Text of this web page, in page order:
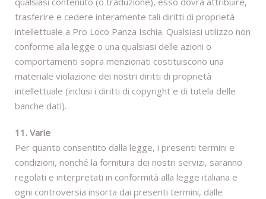
trasferire e cedere interamente tali diritti di proprietà
intellettuale a Pro Loco Panza Ischia. Qualsiasi utilizzo non
conforme alla legge o una qualsiasi delle azioni o
comportamenti sopra menzionati costituiscono una
materiale violazione dei nostri diritti di proprietà
intellettuale (inclusi i diritti di copyright e di tutela delle
banche dati).
11. Varie
Per quanto consentito dalla legge, i presenti termini e
condizioni, nonché la fornitura dei nostri servizi, saranno
regolati e interpretati in conformità alla legge italiana e
ogni controversia insorta dai presenti termini, dalle